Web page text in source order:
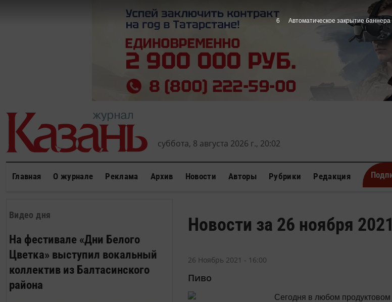
суббота, 8 августа 2026 г., 20:02
Главная О журнале Реклама Архив Новости Авторы Рубрики Редакция
Видео дня
На фестивале «Дни Белого
Цветка» выступил вокальный
коллектив из Балтасинского
района
Новости за 26 ноября 2021
26 Ноябрь 2021 - 16:00
Пиво
Се­го­дня в любом
5 Автоматическое закрытие баннера